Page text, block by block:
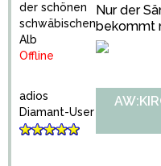
der schönen
schwäbischen
Alb
Offline
Nur der
bekommt
adios
Diamant-User